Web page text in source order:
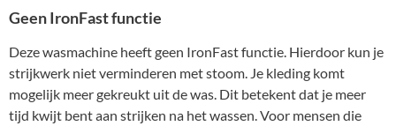
Geen IronFast functie
Deze wasmachine heeft geen IronFast functie. Hierdoor kun je
strijkwerk niet verminderen met stoom. Je kleding komt
mogelijk meer gekreukt uit de was. Dit betekent dat je meer
tijd kwijt bent aan strijken na het wassen. Voor mensen die